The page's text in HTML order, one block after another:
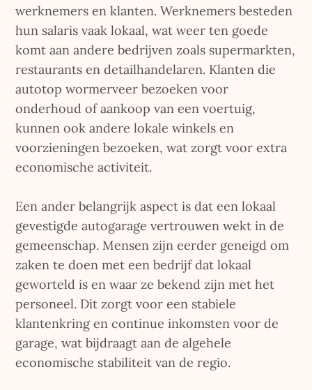
werknemers en klanten. Werknemers besteden
hun salaris vaak lokaal, wat weer ten goede
komt aan andere bedrijven zoals supermarkten,
restaurants en detailhandelaren. Klanten die
autotop wormerveer bezoeken voor
onderhoud of aankoop van een voertuig,
kunnen ook andere lokale winkels en
voorzieningen bezoeken, wat zorgt voor extra
economische activiteit.
Een ander belangrijk aspect is dat een lokaal
gevestigde autogarage vertrouwen wekt in de
gemeenschap. Mensen zijn eerder geneigd om
zaken te doen met een bedrijf dat lokaal
geworteld is en waar ze bekend zijn met het
personeel. Dit zorgt voor een stabiele
klantenkring en continue inkomsten voor de
garage, wat bijdraagt aan de algehele
economische stabiliteit van de regio.